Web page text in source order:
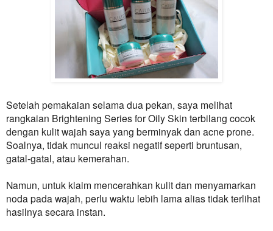
Setelah pemakaian selama dua pekan, saya melihat
rangkaian Brightening Series for Oily Skin terbilang cocok
dengan kulit wajah saya yang berminyak dan acne prone.
Soalnya, tidak muncul reaksi negatif seperti bruntusan,
gatal-gatal, atau kemerahan.
Namun, untuk klaim mencerahkan kulit dan menyamarkan
noda pada wajah, perlu waktu lebih lama alias tidak terlihat
hasilnya secara instan.